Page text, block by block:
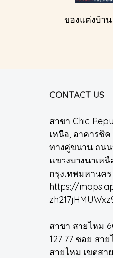
CONTACT US
สาขา Chic
เหนือ, อาคารชิ
ทางคู่ขนาน ถน
แขวงบางนาเหนื
กรุงเทพมหานคร
https://
สาขา สายไหม
127 77 ซอย สา
สายไหม เขตสา